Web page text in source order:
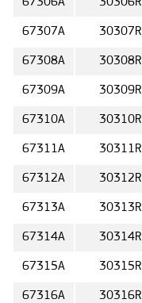
67307А 30307R
67308А 30308R
67309А 30309R
67310А 30310R
67311А 30311R
67312А 30312R
67313А 30313R
67314А 30314R
67315А 30315R
67316А 30316R